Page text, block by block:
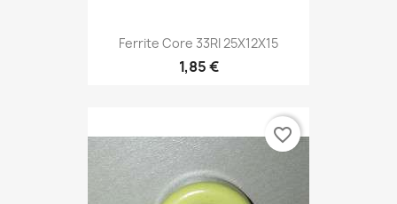
Ferrite Core 33RI 25X12X15
1,85 €
favorite_border